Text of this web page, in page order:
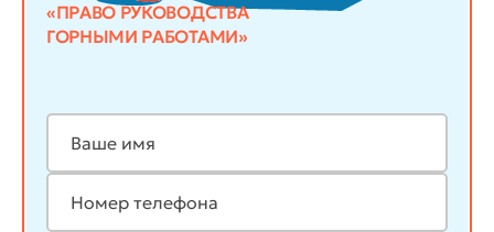
«ПРАВО РУКОВОДСТВА
ГОРНЫМИ РАБОТАМИ»